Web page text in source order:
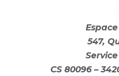
547,
CS 80096 –